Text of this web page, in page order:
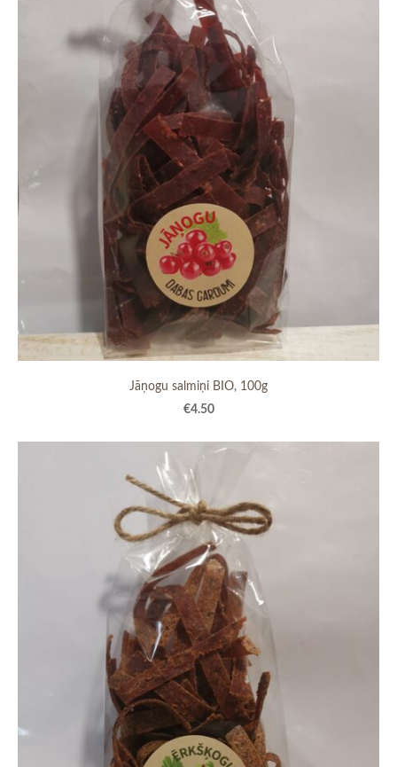
Jāņogu salmiņi BIO, 100g
€4.50